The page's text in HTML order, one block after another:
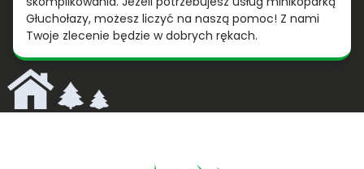
Głuchołazy, możesz liczyć na naszą pomoc! Z nami
Twoje zlecenie będzie w dobrych rękach.